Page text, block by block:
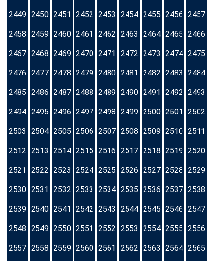
2449 2450 2451 2452 2453 2454 2455 2456 2457
2458 2459 2460 2461 2462 2463 2464 2465 2466
2467 2468 2469 2470 2471 2472 2473 2474 2475
2476 2477 2478 2479 2480 2481 2482 2483 2484
2485 2486 2487 2488 2489 2490 2491 2492 2493
2494 2495 2496 2497 2498 2499 2500 2501 2502
2503 2504 2505 2506 2507 2508 2509 2510 2511
2512 2513 2514 2515 2516 2517 2518 2519 2520
2521 2522 2523 2524 2525 2526 2527 2528 2529
2530 2531 2532 2533 2534 2535 2536 2537 2538
2539 2540 2541 2542 2543 2544 2545 2546 2547
2548 2549 2550 2551 2552 2553 2554 2555 2556
2557 2558 2559 2560 2561 2562 2563 2564 2565